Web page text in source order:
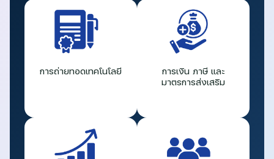
การถ่ายทอดเทคโนโลยี
การเงิน ภาษี และ
มาตรการส่งเสริม